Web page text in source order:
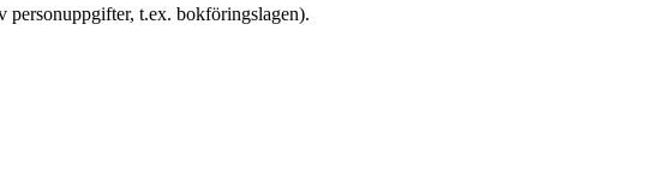
personuppgifter, t.ex. bokföringslagen).